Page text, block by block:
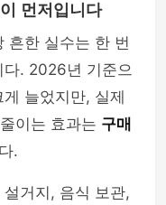
먼저입니다
흔한 실수는 한 번
다. 2026년 기준으
늘었지만, 실제
이는 효과는 구매
.
거지, 음식 보관,